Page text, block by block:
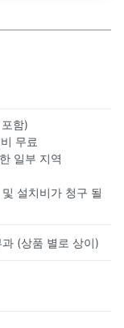
함)
무료
일부 지역
설치비가 청구 될
(상품 별로 상이)